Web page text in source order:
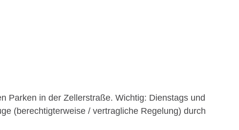
Parken in der Zellerstraße. Wichtig: Dienstags und
(berechtigterweise / vertragliche Regelung) durch